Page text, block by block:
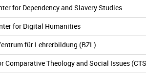
for Dependency and Slavery Studies
for Digital Humanities
für Lehrerbildung (BZL)
Comparative Theology and Social Issues